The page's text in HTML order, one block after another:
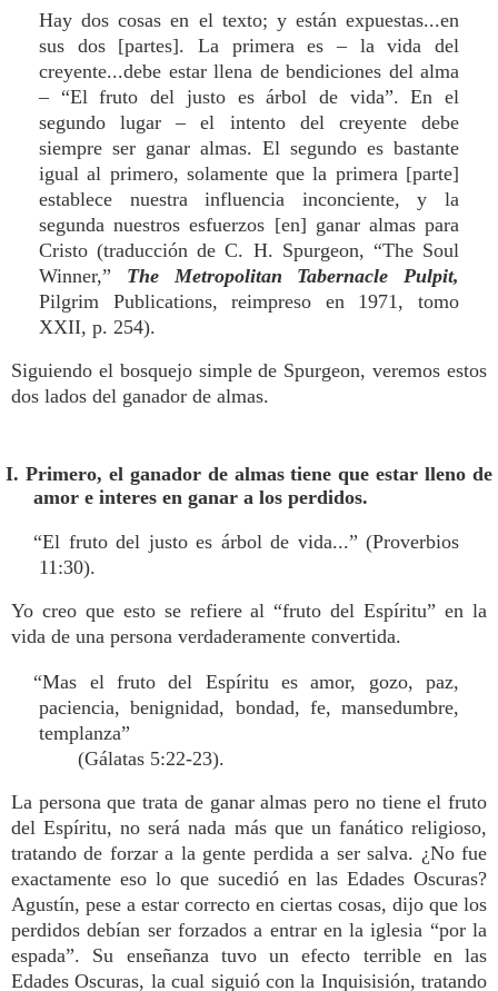
Hay dos cosas en el texto; y están expuestas...en
sus dos [partes]. La primera es – la vida del
creyente...debe estar llena de bendiciones del alma
– “El fruto del justo es árbol de vida”. En el
segundo lugar – el intento del creyente debe
siempre ser ganar almas. El segundo es bastante
igual al primero, solamente que la primera [parte]
establece nuestra influencia inconciente, y la
segunda nuestros esfuerzos [en] ganar almas para
Cristo (traducción de C. H. Spurgeon, “The Soul
Winner,” The Metropolitan Tabernacle Pulpit,
Pilgrim Publications, reimpreso en 1971, tomo
XXII, p. 254).
Siguiendo el bosquejo simple de Spurgeon, veremos estos
dos lados del ganador de almas.
I. Primero, el ganador de almas tiene que estar lleno de
amor e interes en ganar a los perdidos.
“El fruto del justo es árbol de vida...” (Proverbios
11:30).
Yo creo que esto se refiere al “fruto del Espíritu” en la
vida de una persona verdaderamente convertida.
“Mas el fruto del Espíritu es amor, gozo, paz,
paciencia, benignidad, bondad, fe, mansedumbre,
templanza”
(Gálatas 5:22-23).
La persona que trata de ganar almas pero no tiene el fruto
del Espíritu, no será nada más que un fanático religioso,
tratando de forzar a la gente perdida a ser salva. ¿No fue
exactamente eso lo que sucedió en las Edades Oscuras?
Agustín, pese a estar correcto en ciertas cosas, dijo que los
perdidos debían ser forzados a entrar en la iglesia “por la
espada”. Su enseñanza tuvo un efecto terrible en las
Edades Oscuras, la cual siguió con la Inquisisión, tratando